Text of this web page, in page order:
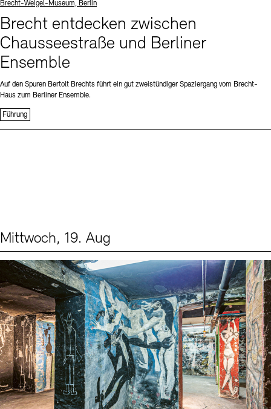
Standort
Brecht-Weigel-Museum, Berlin
Brecht entdecken zwischen
Chausseestraße und Berliner
Ensemble
Auf den Spuren Bertolt Brechts führt ein gut zweistündiger Spaziergang vom Brecht-
Haus zum Berliner Ensemble.
Führung
Mittwoch, 19. Aug